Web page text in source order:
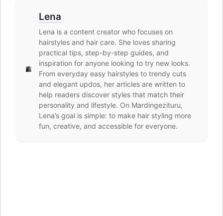
Lena
Lena is a content creator who focuses on
hairstyles and hair care. She loves sharing
practical tips, step-by-step guides, and
inspiration for anyone looking to try new looks.
From everyday easy hairstyles to trendy cuts
and elegant updos, her articles are written to
help readers discover styles that match their
personality and lifestyle. On Mardingezituru,
Lena’s goal is simple: to make hair styling more
fun, creative, and accessible for everyone.